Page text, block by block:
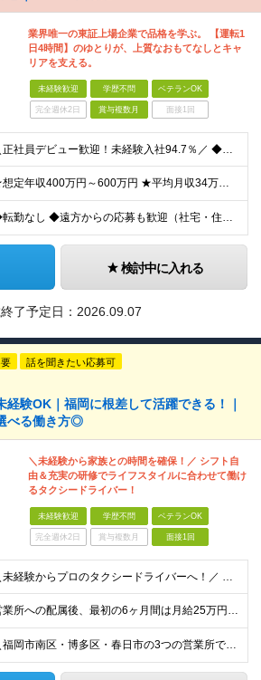
業界唯一の東証上場企業で品格を学ぶ。 【運転1
日4時間】のゆとりが、上質なおもてなしとキャ
リアを支える。
未経験歓迎 学歴不問 ベテランOK
完全週休2日 賞与複数月 面接1回
＼正社員デビュー歓迎！未経験入社94.7％／ ◆学歴不問 ◆普通自動車免許(AT可)取得後、3年以上が経過している方 ＼こんな方も歓迎します／ ◆転職回数が多い・ブランクあるなどで不安がある方 ◆車
★想定年収400万円～600万円 ★平均月収34万円～50万円 ★入社祝い金あり ・経験者：30万円（営業所配属時（1カ月後）に10万円、本採用後（6カ月後）に10万円、本採用後1年後に10万円を分割
◆転勤なし ◆遠方からの応募も歓迎（社宅・住宅補助あり／規定あり） ◆勤務地は希望を考慮 ◆仮眠室・個室のシャワールームなど設備充実 銀座・日比谷いずれかの拠点にて勤務いただきます ◆東京都中央区銀
検討中に入れる
了予定日： 2026.09.07
話を聞きたい応募可
経験OK｜福岡に根差して活躍できる！｜
べる働き方◎
＼未経験から家族との時間を確保！／ シフト自
由＆充実の研修でライフスタイルに合わせて働け
るタクシードライバー！
未経験歓迎 学歴不問 ベテランOK
完全週休2日 賞与複数月 面接1回
＼未経験からプロのタクシードライバーへ！／ 「自分の時間を大切にしたい」「未経験からドライバーデビューしたい」 そんな方にピッタリの環境です！ 【応募条件】 ◆普通自動車運転免許取得から3年以上経過
営業所への配属後、最初の6ヶ月間は月給25万円を最低保証いたします。 さらに、ご入社いただいた方には15万円～30万円の入社祝い金を支給いたします。 ▼配属後～6ヶ月間 日勤・隔日勤務：月給25万円
＼福岡市南区・博多区・春日市の3つの営業所で大募集！／ 【清水営業所】 福岡県福岡市南区清水1-23-14 【上牟田営業所】 福岡県福岡市博多区上牟田3-6-9 【春日営業所】 福岡県春日市昇町